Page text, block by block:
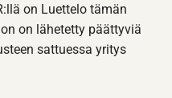
on Luettelo tämän
on lähetetty päättyviä
sattuessa yritys